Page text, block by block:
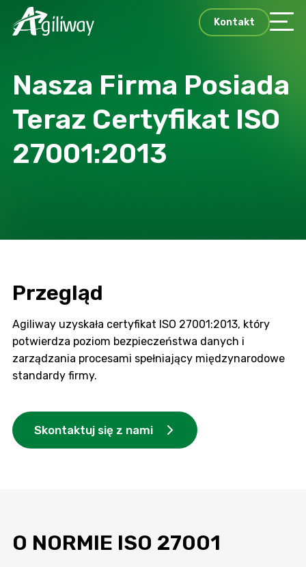
Kontakt
Nasza Firma Posiada
Teraz Certyfikat ISO
27001:2013
Przegląd
Agiliway uzyskała certyfikat ISO 27001:2013, który
potwierdza poziom bezpieczeństwa danych i
zarządzania procesami spełniający międzynarodowe
standardy firmy.
Skontaktuj się z nami
O NORMIE ISO 27001